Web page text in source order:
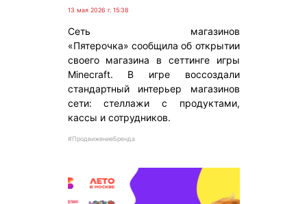
13 мая 2026 г. 15:38
Сеть магазинов
«Пятерочка» сообщила об открытии
своего магазина в сеттинге игры
Minecraft. В игре воссоздали
стандартный интерьер магазинов
сети: стеллажи с продуктами,
кассы и сотрудников.
#ПродвижениеБренда